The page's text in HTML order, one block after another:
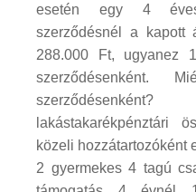
esetén egy 4
szerződésnél a kapott
288.000 Ft, ugyanez
szerződésenként.
lakástakarékpénztári
közeli hozzátartozóként
2 gyermekes 4 tagú